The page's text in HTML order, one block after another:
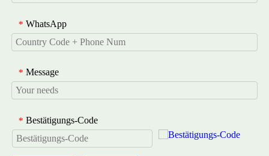
* WhatsApp
* Message
* Bestätigungs-Code